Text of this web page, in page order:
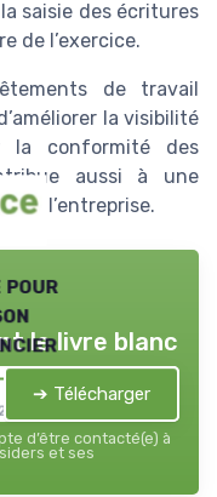
saisie des écritures
de l’exercice.
de travail
la visibilité
conformité des
aussi à une
de l’entreprise.
pour
le livre blanc
➔ Télécharger
d’être contacté(e) à
et ses